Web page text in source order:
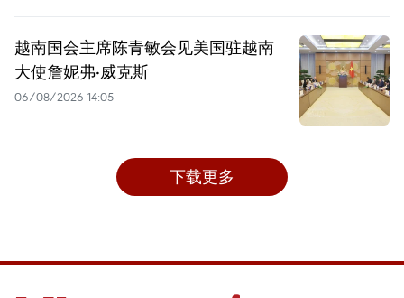
越南国会主席陈青敏会见美国驻越南
大使詹妮弗·威克斯
06/08/2026 14:05
下载更多